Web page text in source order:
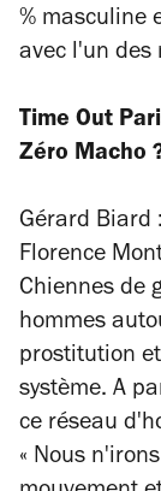
% masculine
avec l'un des
Time Out
Zéro Macho
Gérard Biard
Florence
Chiennes de
hommes
prostitution
système. A
ce réseau
« Nous